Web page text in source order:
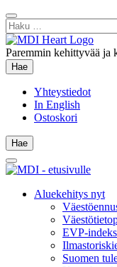
Siirry
sisältöön
Sulje
hae
Haku:
Paremmin kehittyvää ja
Hae
Hae
Yhteystiedot
In English
Ostoskori
Hae
Hae
Main
Menu
Aluekehitys nyt
EVP-
Suomen